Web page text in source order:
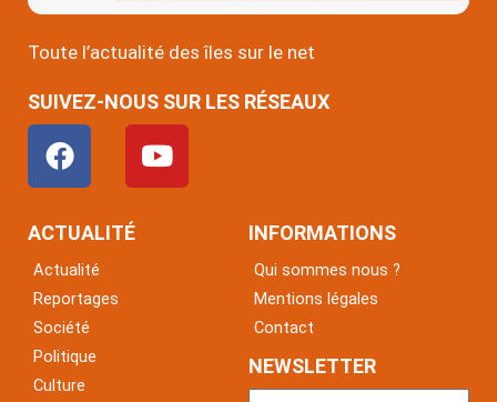
Toute l’actualité des îles sur le net
SUIVEZ-NOUS SUR LES RÉSEAUX
F
a
c
e
o
o
k
Y
o
u
ACTUALITÉ
Actualité
Reportages
Société
Politique
Culture
INFORMATIONS
Qui sommes nous ?
Mentions légales
Contact
NEWSLETTER